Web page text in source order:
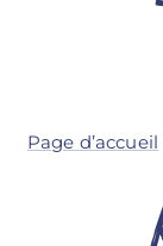
Page d’accueil